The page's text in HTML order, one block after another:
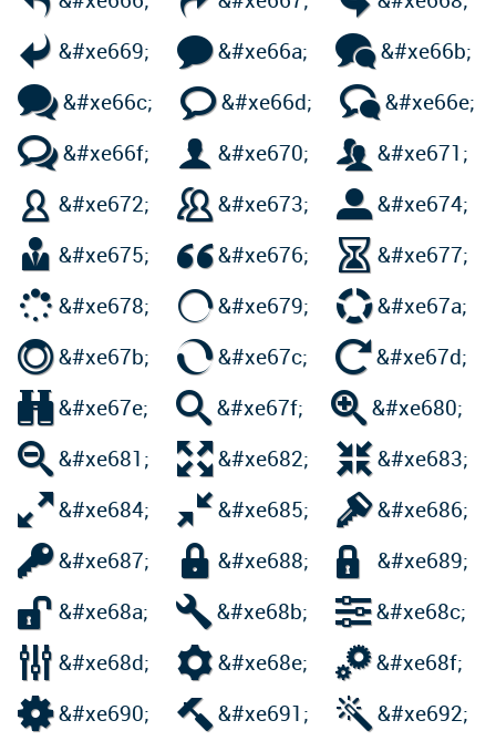
 &#xe669; &#xe66a; &#xe66b;
&#xe66c; &#xe66d; &#xe66e;
&#xe66f;  &#xe670;  &#xe671;
 &#xe672;  &#xe673; &#xe674;
 &#xe675; &#xe676;  &#xe677;
&#xe678; &#xe679; &#xe67a;
&#xe67b; &#xe67c; &#xe67d;
&#xe67e;  &#xe67f;  &#xe680;
 &#xe681; &#xe682; &#xe683;
&#xe684; &#xe685; &#xe686;
&#xe687;  &#xe688;  &#xe689;
 &#xe68a;  &#xe68b; &#xe68c;
 &#xe68d; &#xe68e; &#xe68f;
&#xe690;  &#xe691;  &#xe692;